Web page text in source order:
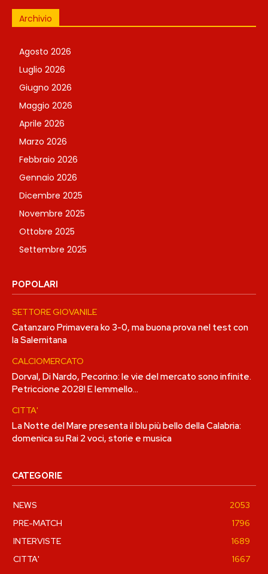
Archivio
Agosto 2026
Luglio 2026
Giugno 2026
Maggio 2026
Aprile 2026
Marzo 2026
Febbraio 2026
Gennaio 2026
Dicembre 2025
Novembre 2025
Ottobre 2025
Settembre 2025
POPOLARI
SETTORE GIOVANILE
Catanzaro Primavera ko 3-0, ma buona prova nel test con
la Salernitana
CALCIOMERCATO
Dorval, Di Nardo, Pecorino: le vie del mercato sono infinite.
Petriccione 2028! E Iemmello…
CITTA'
La Notte del Mare presenta il blu più bello della Calabria:
domenica su Rai 2 voci, storie e musica
CATEGORIE
NEWS
2053
PRE-MATCH
1796
INTERVISTE
1689
CITTA'
1667